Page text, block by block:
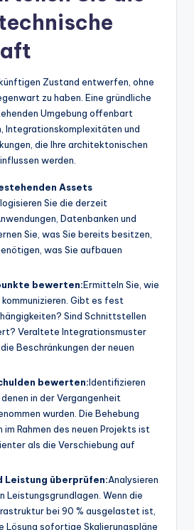
Zustand entwerfen, ohne
zu haben. Eine gründliche
Umgebung offenbart
Integrationskomplexitäten und
die Ihre architektonischen
werden.
Assets
Sie die derzeit
Datenbanken und
Sie, was Sie bereits besitzen,
was Sie aufbauen
bewerten:Ermitteln Sie, wie
Gibt es fest
Sind Schnittstellen
Veraltete Integrationsmuster
Beschränkungen der neuen
bewerten:Identifizieren
in der Vergangenheit
wurden. Die Behebung
im Rahmen des neuen Projekts ist
als die Verschiebung auf
Leistung überprüfen:Analysieren
Leistungsgrundlagen. Wenn die
bei 90 % ausgelastet ist,
Lösung sofortige Skalierungspläne